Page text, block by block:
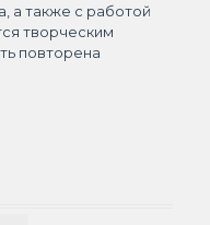
а также с работой
творческим
повторена